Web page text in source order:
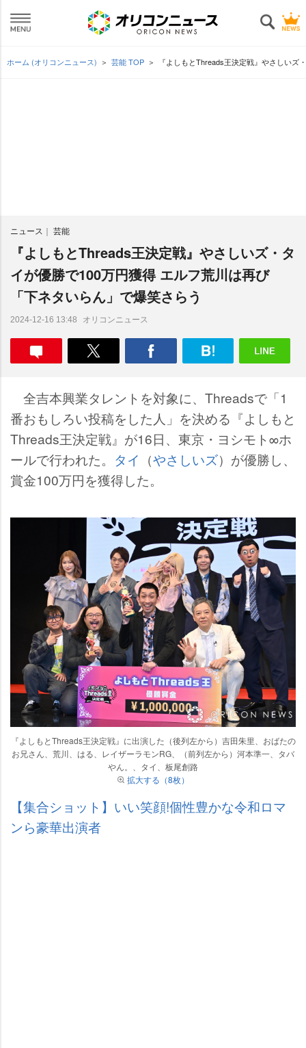
ホーム (オリコンニュース) 芸能 TOP 『よしもとThreads王決定戦』やさしい
ニュース 芸能
『よしもとThreads王決定戦』やさしいズ・タ
イが優勝で100万円獲得 エルフ荒川は再び
「下ネタいらん」で爆笑さらう
2024-12-16 13:48 オリコンニュース
全吉本興業タレントを対象に、Threadsで「1
番おもしろい投稿をした人」を決める『よしもと
Threads王決定戦』が16日、東京・ヨシモト∞ホ
ールで行われた。 タイ （さしいズ）が優勝し、
賞金100万円を獲得した。
『よしもとThreads王決定戦』に出演した（後列左から）吉田朱里、おばたの
お兄さん、荒川、はる、レイザーラモンRG、（前列左から）河本準一、タバ
ん。、タイ、板尾創路
拡大する（8枚）
【集合ショット】いい笑顔!個性豊かな令和ロマ
ンら豪華出演者